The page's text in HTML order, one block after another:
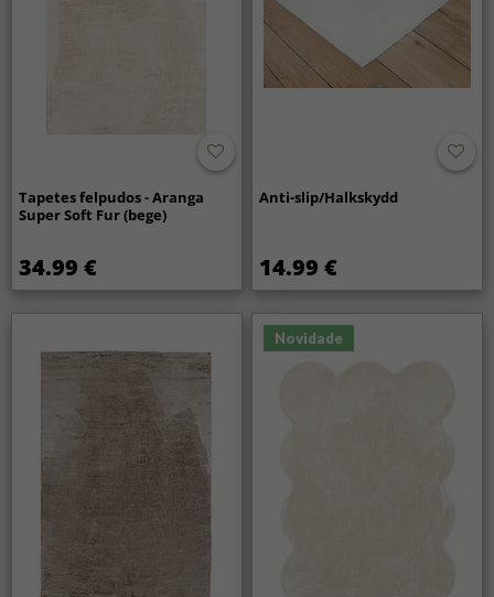
Tapetes felpudos - Aranga
Super Soft Fur (bege)
34.99 €
Anti-slip/Halkskydd
14.99 €
Novidade